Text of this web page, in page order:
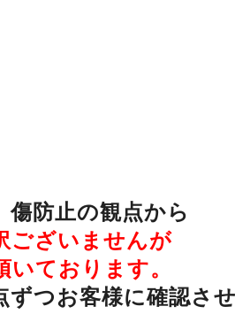
傷防止の観点から
ございませんが
ております。
ずつお客様に確認さ